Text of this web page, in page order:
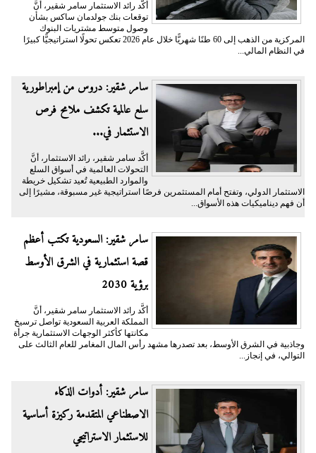
أكَّد رائد الاستثمار سامر شقير، أنَّ
توقعات بنك جولدمان ساكس بشأن
وصول متوسط مشتريات البنوك
المركزية من الذهب إلى 60 طنًا شهريًّا خلال عام 2026 تعكس تحولًا استراتيجيًّا كبيرًا
في النظام المالي...
سامر شقير: دروس من إمبراطورية
سلع عالمية تكشف ملامح فرص
الاستثمار في...
أكَّد سامر شقير، رائد الاستثمار، أنَّ
التحولات العالمية في أسواق السلع
والموارد الطبيعية تُعيد تشكيل خريطة
الاستثمار الدولي، وتفتح أمام المستثمرين فرصًا استراتيجية غير مسبوقة، مشيرًا إلى
أن فهم ديناميكيات هذه الأسواق...
سامر شقير: السعودية تكتب أعظم
قصة استثمارية في الشرق الأوسط
برؤية 2030
أكَّد رائد الاستثمار سامر شقير، أنَّ
المملكة العربية السعودية تواصل ترسيخ
مكانتها كأكثر الوجهات الاستثمارية جرأة
وجاذبية في الشرق الأوسط، بعد تصدرها مشهد رأس المال المغامر للعام الثالث على
التوالي، في إنجاز...
سامر شقير: أدوات الذكاء
الاصطناعي المتقدمة ركيزة أساسية
للاستثمار الاستراتيجي